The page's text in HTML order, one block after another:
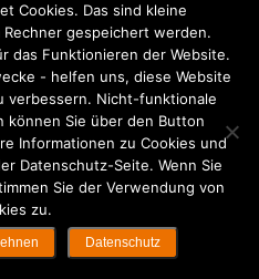
& FERNSEHEN
| Hosted bySEO-
Cookies. Das sind kleine
gespeichert werden.
das Funktionieren der Website.
- helfen uns, diese Website
verbessern. Nicht-funktionale
können Sie über den Button
Informationen zu Cookies und
Datenschutz-Seite. Wenn Sie
Sie der Verwendung von
zu.
Datenschutz